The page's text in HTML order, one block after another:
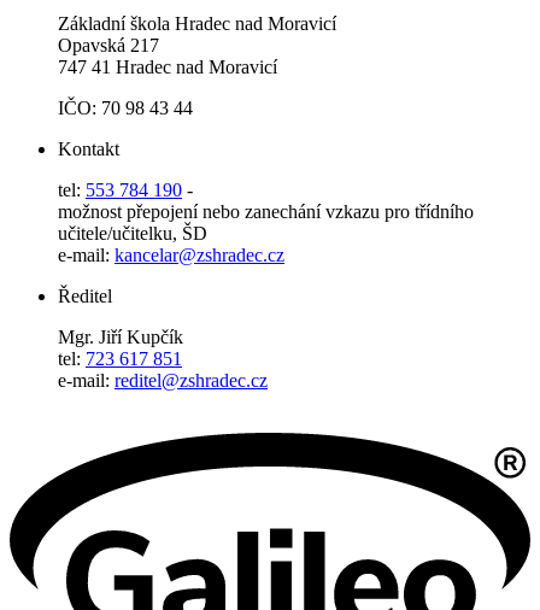
Základní škola Hradec nad Moravicí
Opavská 217
747 41 Hradec nad Moravicí
IČO: 70 98 43 44
Kontakt
tel: 553 784 190 -
možnost přepojení nebo zanechání vzkazu pro třídního
učitele/učitelku, ŠD
e-mail: kancelar@zshradec.cz
Ředitel
Mgr. Jiří Kupčík
tel: 723 617 851
e-mail: reditel@zshradec.cz